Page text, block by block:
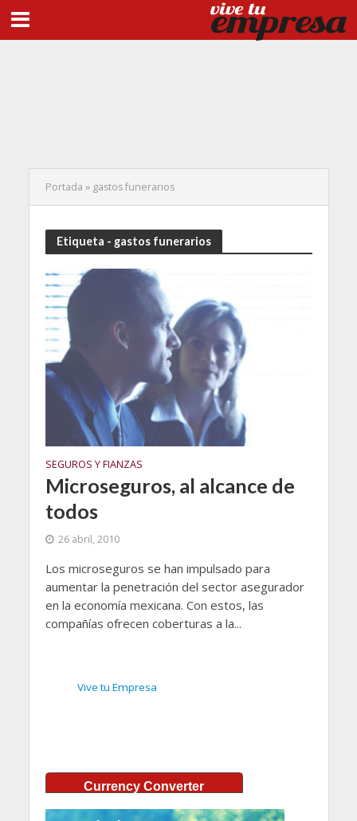
Portada » gastos funerarios
Etiqueta - gastos funerarios
SEGUROS Y FIANZAS
Microseguros, al alcance de
todos
26 abril, 2010
Los microseguros se han impulsado para
aumentar la penetración del sector asegurador
en la economía mexicana. Con estos, las
compañías ofrecen coberturas a la...
Vive tu Empresa
Currency Converter